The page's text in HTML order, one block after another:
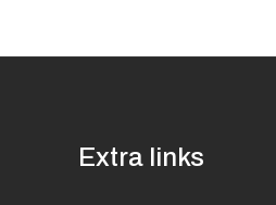
Extra links